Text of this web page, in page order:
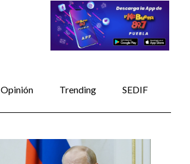
Opinión Trending SEDIF